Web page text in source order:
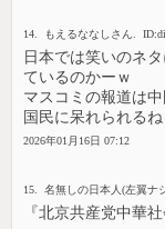
14. もえるななしさん.
日本では笑いのネ
ているのかーｗ
マスコミの報道は
国民に呆れられるね
2026年01月16日 07:12
15. 名無しの日本人(左翼ナ
『北京共産党中華